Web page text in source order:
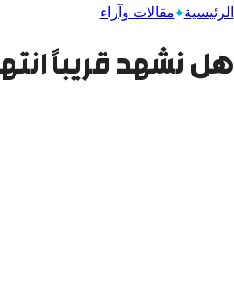
الرئيسية مقالات وآراء
هل نشهد قريباً